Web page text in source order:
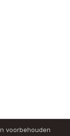
voorbehouden